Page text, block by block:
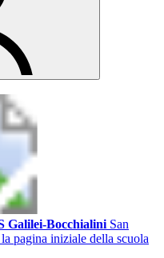
Galilei-Bocchialini San
pagina iniziale della scuola